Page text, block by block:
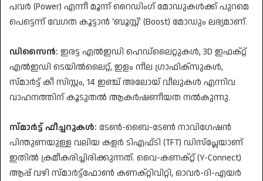
പവർ (Power) എന്നീ മൂന്ന് റൈഡിംഗ് മോഡുകൾക്ക് പുറമെ
പെട്ടെന്ന് വേഗത കൂട്ടാൻ ‘ബൂസ്റ്റ്’ (Boost) മോഡും ലഭ്യമാണ്.
ഡിസൈൻ: ഇരട്ട എൽഇഡി ഹെഡ്‌ലൈറ്റുകൾ, 3D ഇഫക്റ്റ്
എൽഇഡി ടെയിൽലൈറ്റ്, ഇളം നീല ഗ്രാഫിക്സുകൾ,
സ്മാർട്ട് കീ സിസ്റ്റം, 14 ഇഞ്ച് അലോയ് വീലുകൾ എന്നിവ
വാഹനത്തിന് കൂടുതൽ ആകർഷണീയത നൽകുന്നു.
സ്മാർട്ട് ഫീച്ചറുകൾ: ടേൺ-ബൈ-ടേൺ നാവിഗേഷൻ
പിന്തുണയുള്ള വലിയ കളർ ടിഎഫ്‌ടി (TFT) ഡിസ്‌പ്ലേയാണ്
ഇതിൽ ക്രമീകരിച്ചിരിക്കുന്നത്. വൈ-കണക്റ്റ് (Y-Connect)
ആപ്പ് വഴി സ്മാർട്ട്‌ഫോൺ കണക്റ്റിവിറ്റി, ഓവർ-ദി-എയർ